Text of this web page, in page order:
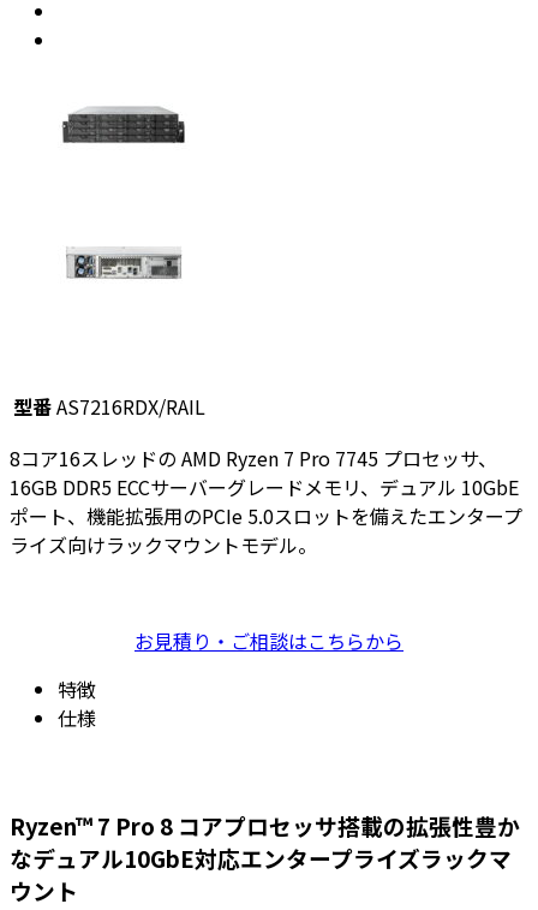
型番AS7216RDX/RAIL
8コア16スレッドの AMD Ryzen 7 Pro 7745 プロセッサ、
16GB DDR5 ECCサーバーグレードメモリ、デュアル 10GbE
ポート、機能拡張用のPCIe 5.0スロットを備えたエンタープ
ライズ向けラックマウントモデル。
お見積り・ご相談はこちらから
特徴
仕様
Ryzen™ 7 Pro 8 コアプロセッサ搭載の拡張性豊か
なデュアル10GbE対応エンタープライズラックマ
ウント